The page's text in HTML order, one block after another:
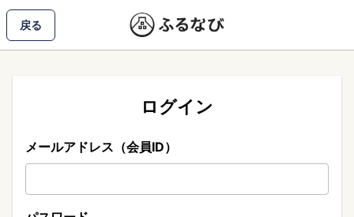
戻る
ログイン
メールアドレス（会員ID）